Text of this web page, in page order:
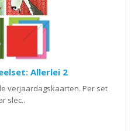
Allerlei 2
verjaardagskaarten. Per set
slec..